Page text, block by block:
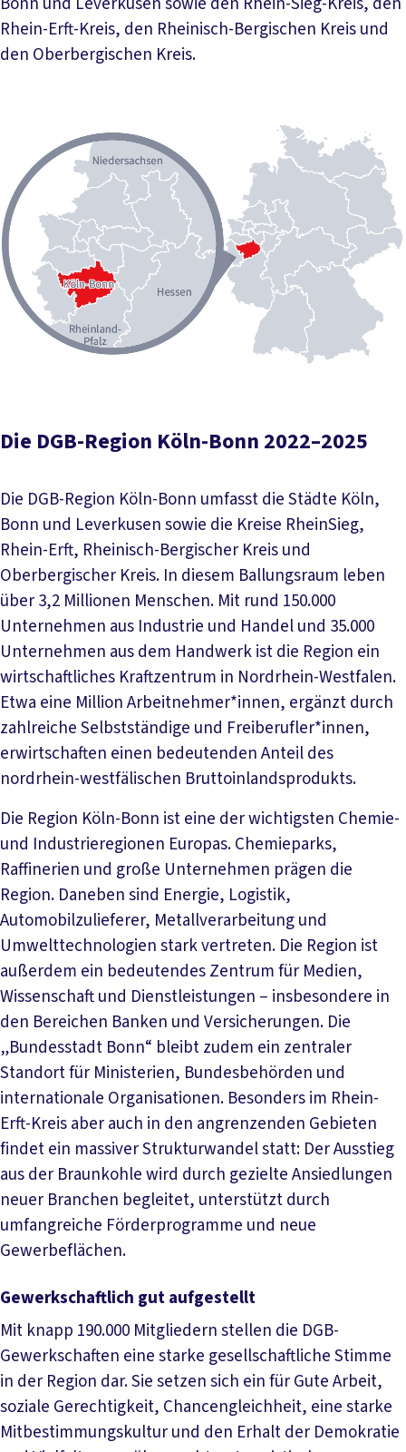
Rhein-Erft-Kreis, den Rheinisch-Bergischen Kreis und
den Oberbergischen Kreis.
Die DGB-Region Köln-Bonn 2022–2025
Die DGB-Region Köln-Bonn umfasst die Städte Köln,
Bonn und Leverkusen sowie die Kreise RheinSieg,
Rhein-Erft, Rheinisch-Bergischer Kreis und
Oberbergischer Kreis. In diesem Ballungsraum leben
über 3,2 Millionen Menschen. Mit rund 150.000
Unternehmen aus Industrie und Handel und 35.000
Unternehmen aus dem Handwerk ist die Region ein
wirtschaftliches Kraftzentrum in Nordrhein-Westfalen.
Etwa eine Million Arbeitnehmer*innen, ergänzt durch
zahlreiche Selbstständige und Freiberufler*innen,
erwirtschaften einen bedeutenden Anteil des
nordrhein-westfälischen Bruttoinlandsprodukts.
Die Region Köln-Bonn ist eine der wichtigsten Chemie-
und Industrieregionen Europas. Chemieparks,
Raffinerien und große Unternehmen prägen die
Region. Daneben sind Energie, Logistik,
Automobilzulieferer, Metallverarbeitung und
Umwelttechnologien stark vertreten. Die Region ist
außerdem ein bedeutendes Zentrum für Medien,
Wissenschaft und Dienstleistungen – insbesondere in
den Bereichen Banken und Versicherungen. Die
„Bundesstadt Bonn“ bleibt zudem ein zentraler
Standort für Ministerien, Bundesbehörden und
internationale Organisationen. Besonders im Rhein-
Erft-Kreis aber auch in den angrenzenden Gebieten
findet ein massiver Strukturwandel statt: Der Ausstieg
aus der Braunkohle wird durch gezielte Ansiedlungen
neuer Branchen begleitet, unterstützt durch
umfangreiche Förderprogramme und neue
Gewerbeflächen.
Gewerkschaftlich gut aufgestellt
Mit knapp 190.000 Mitgliedern stellen die DGB-
Gewerkschaften eine starke gesellschaftliche Stimme
in der Region dar. Sie setzen sich ein für Gute Arbeit,
soziale Gerechtigkeit, Chancengleichheit, eine starke
Mitbestimmungskultur und den Erhalt der Demokratie